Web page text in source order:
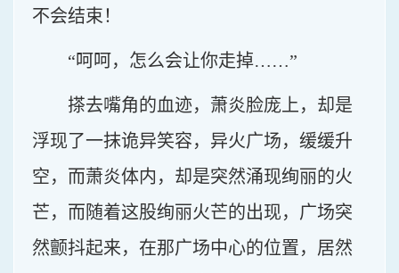
不会结束！
“呵呵，怎么会让你走掉……”
搽去嘴角的血迹，萧炎脸庞上，却是
浮现了一抹诡异笑容，异火广场，缓缓升
空，而萧炎体内，却是突然涌现绚丽的火
芒，而随着这股绚丽火芒的出现，广场突
然颤抖起来，在那广场中心的位置，居然